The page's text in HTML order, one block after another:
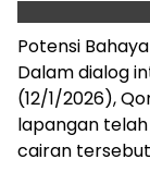
Potensi
Dalam dialog
(12/1/2026),
lapangan
cairan